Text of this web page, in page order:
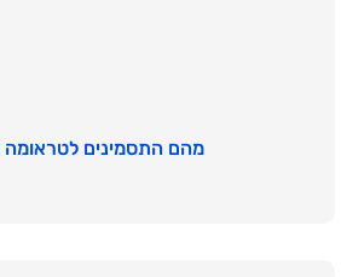
מהם התסמינים לטראומה